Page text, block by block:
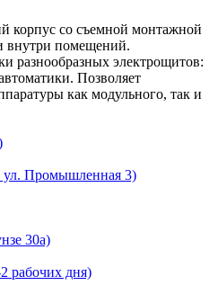
корпус со съемной монтажной
внутри помещений.
разнообразных электрощитов:
Позволяет
как модульного, так и
Промышленная 3)
30а)
рабочих дня)